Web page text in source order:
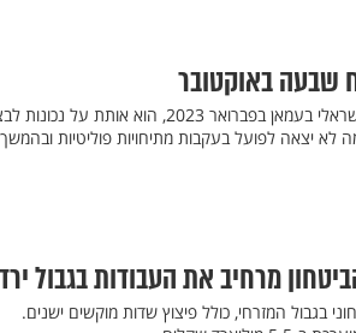
שבעה באוקטובר
במהלך פגישה שקיים מלך ירדן עבדאללה השני עם בכיר ישראלי בעמאן בפברואר 2023, הוא אותת על
לא יצאה לפועל בעקבות מתיחויות פוליטיות
בגבול המזרחי, כולל פיצוץ שדות מוקשים ישנים.